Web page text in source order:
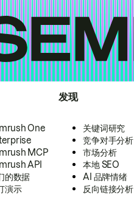
One
MCP
API
的数据
演示
发现
关键词研究
竞争对手分析
市场分析
本地 SEO
AI 品牌情绪
反向链接分析